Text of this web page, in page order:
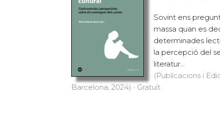
Sovint ens
massa quan es
determinades
la percepció del
literatur...
(Publicacions i
Barcelona, 2024) · Gratuït